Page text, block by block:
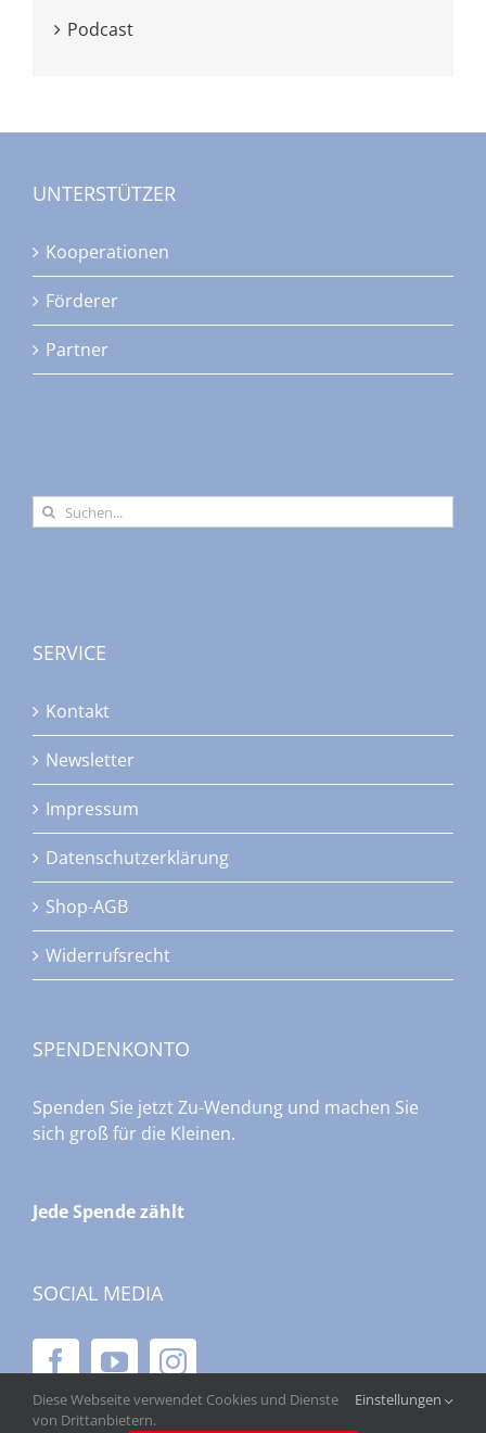
Podcast
UNTERSTÜTZER
Kooperationen
Förderer
Partner
Suche
nach:
SERVICE
Kontakt
Newsletter
Impressum
Datenschutzerklärung
Shop-AGB
Widerrufsrecht
SPENDENKONTO
Spenden Sie jetzt Zu-Wendung und machen Sie
sich groß für die Kleinen.
Jede Spende zählt
SOCIAL MEDIA
Diese Webseite verwendet Cookies und Dienste
von Drittanbietern.
Einstellungen